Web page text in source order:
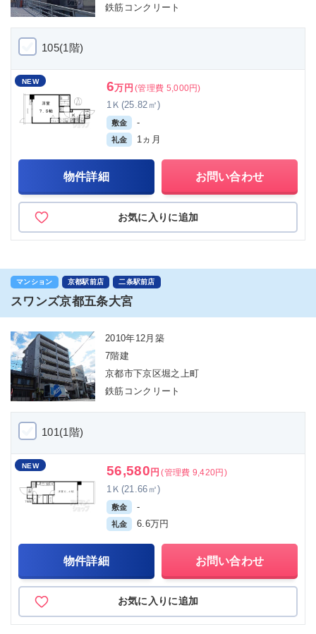
鉄筋コンクリート
105(1階)
NEW 6万円 (管理費 5,000円)
1Ｋ(25.82㎡)
敷金 -
礼金 1ヵ月
物件詳細 お問い合わせ
お気に入りに追加
マンション 京都駅前店 二条駅前店
スワンズ京都五条大宮
2010年12月築
7階建
京都市下京区堀之上町
鉄筋コンクリート
101(1階)
NEW 56,580円 (管理費 9,420円)
1Ｋ(21.66㎡)
敷金 -
礼金 6.6万円
物件詳細 お問い合わせ
お気に入りに追加